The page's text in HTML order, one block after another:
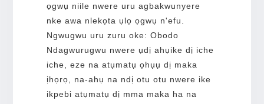
ọgwụ niile nwere uru agbakwunyere
nke awa nlekọta ụlọ ọgwụ n'efu.
Ngwugwu uru zuru oke: Obodo
Ndagwurugwu nwere ụdị ahụike dị iche
iche, eze na atụmatụ ọhụụ dị maka
ịhọrọ, na-ahụ na ndị otu otu nwere ike
ikpebi atụmatụ dị mma maka ha na